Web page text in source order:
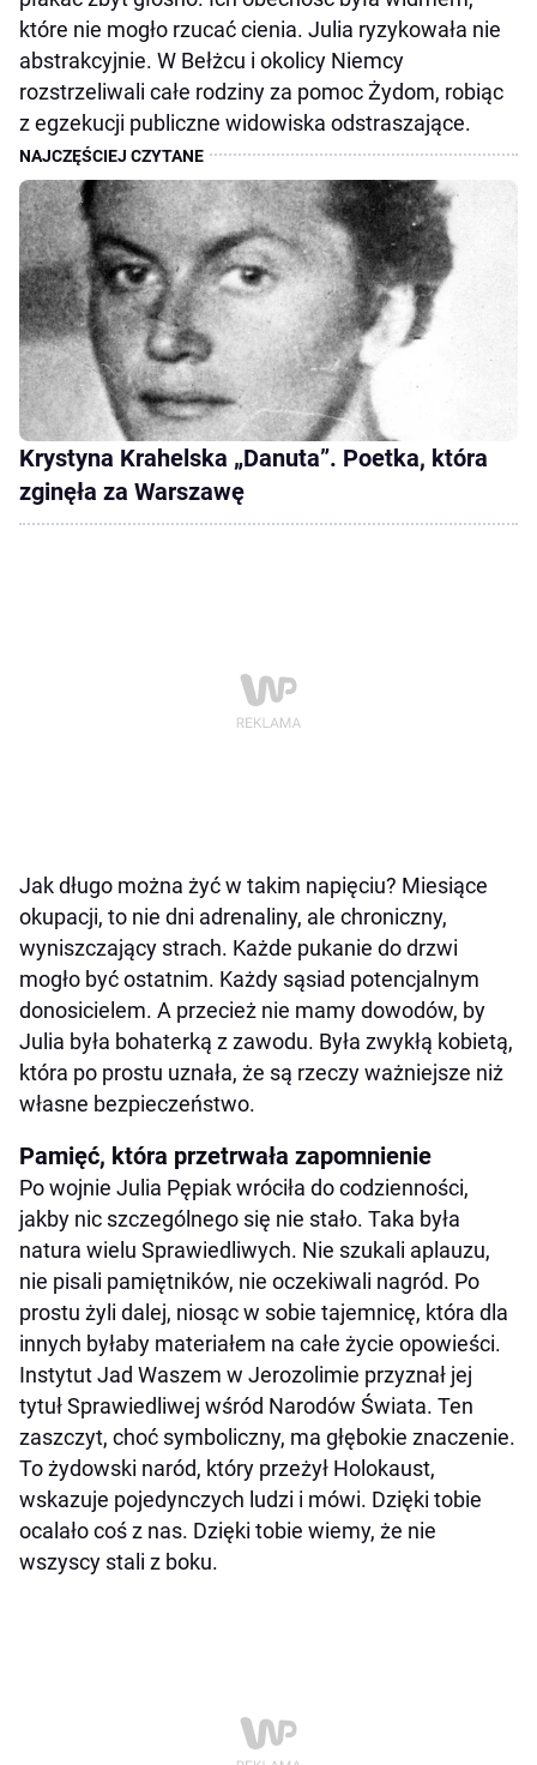
które nie mogło rzucać cienia. Julia ryzykowała nie
abstrakcyjnie. W Bełżcu i okolicy Niemcy
rozstrzeliwali całe rodziny za pomoc Żydom, robiąc
z egzekucji publiczne widowiska odstraszające.
Krystyna Krahelska „Danuta”. Poetka, która
zginęła za Warszawę
Jak długo można żyć w takim napięciu? Miesiące
okupacji, to nie dni adrenaliny, ale chroniczny,
wyniszczający strach. Każde pukanie do drzwi
mogło być ostatnim. Każdy sąsiad potencjalnym
donosicielem. A przecież nie mamy dowodów, by
Julia była bohaterką z zawodu. Była zwykłą kobietą,
która po prostu uznała, że są rzeczy ważniejsze niż
własne bezpieczeństwo.
Pamięć, która przetrwała zapomnienie
Po wojnie Julia Pępiak wróciła do codzienności,
jakby nic szczególnego się nie stało. Taka była
natura wielu Sprawiedliwych. Nie szukali aplauzu,
nie pisali pamiętników, nie oczekiwali nagród. Po
prostu żyli dalej, niosąc w sobie tajemnicę, która dla
innych byłaby materiałem na całe życie opowieści.
Instytut Jad Waszem w Jerozolimie przyznał jej
tytuł Sprawiedliwej wśród Narodów Świata. Ten
zaszczyt, choć symboliczny, ma głębokie znaczenie.
To żydowski naród, który przeżył Holokaust,
wskazuje pojedynczych ludzi i mówi. Dzięki tobie
ocalało coś z nas. Dzięki tobie wiemy, że nie
wszyscy stali z boku.